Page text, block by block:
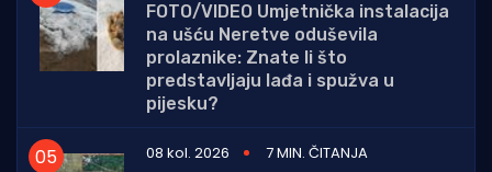
FOTO/VIDEO Umjetnička instalacija
na ušću Neretve oduševila
prolaznike: Znate li što
predstavljaju lađa i spužva u
pijesku?
08 kol. 2026
7 MIN. ČITANJA